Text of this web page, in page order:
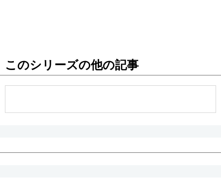
このシリーズの他の記事